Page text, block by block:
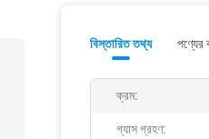
বিস্তারিত তথ্য পণ্যের
ক্রম:
গ্যাস গ্রহণ: